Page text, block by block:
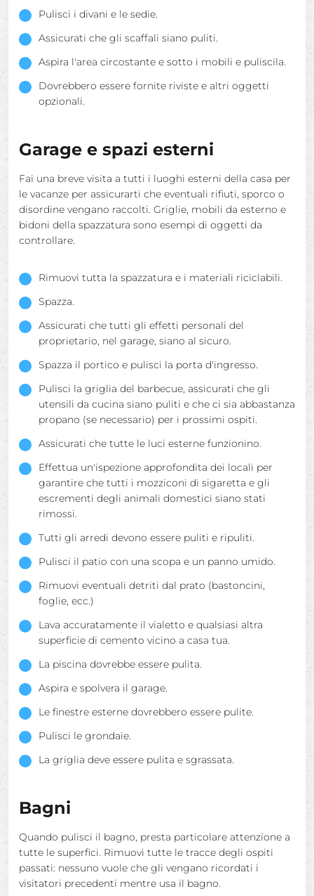
Pulisci i divani e le sedie.
Assicurati che gli scaffali siano puliti.
Aspira l'area circostante e sotto i mobili e puliscila.
Dovrebbero essere fornite riviste e altri oggetti
opzionali.
Garage e spazi esterni
Fai una breve visita a tutti i luoghi esterni della casa per
le vacanze per assicurarti che eventuali rifiuti, sporco o
disordine vengano raccolti. Griglie, mobili da esterno e
bidoni della spazzatura sono esempi di oggetti da
controllare.
Rimuovi tutta la spazzatura e i materiali riciclabili.
Spazza.
Assicurati che tutti gli effetti personali del
proprietario, nel garage, siano al sicuro.
Spazza il portico e pulisci la porta d'ingresso.
Pulisci la griglia del barbecue, assicurati che gli
utensili da cucina siano puliti e che ci sia abbastanza
propano (se necessario) per i prossimi ospiti.
Assicurati che tutte le luci esterne funzionino.
Effettua un'ispezione approfondita dei locali per
garantire che tutti i mozziconi di sigaretta e gli
escrementi degli animali domestici siano stati
rimossi.
Tutti gli arredi devono essere puliti e ripuliti.
Pulisci il patio con una scopa e un panno umido.
Rimuovi eventuali detriti dal prato (bastoncini,
foglie, ecc.)
Lava accuratamente il vialetto e qualsiasi altra
superficie di cemento vicino a casa tua.
La piscina dovrebbe essere pulita.
Aspira e spolvera il garage.
Le finestre esterne dovrebbero essere pulite.
Pulisci le grondaie.
La griglia deve essere pulita e sgrassata.
Bagni
Quando pulisci il bagno, presta particolare attenzione a
tutte le superfici. Rimuovi tutte le tracce degli ospiti
passati: nessuno vuole che gli vengano ricordati i
visitatori precedenti mentre usa il bagno.